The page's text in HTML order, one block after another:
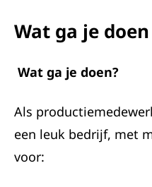
Wat ga je doen
Wat ga je doen?
Als
een leuk bedrijf, met
voor: